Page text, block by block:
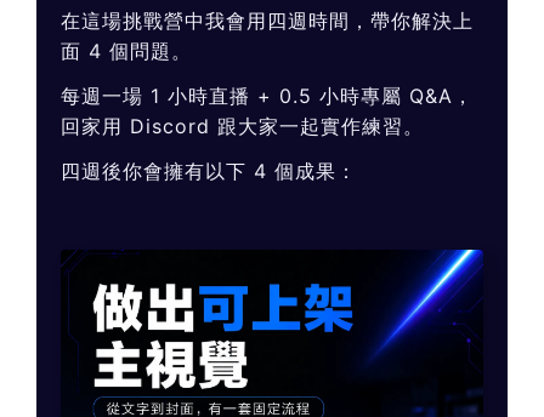
在這場挑戰營中我會用四週時間，帶你解決上
面 4 個問題。
每週一場 1 小時直播 + 0.5 小時專屬 Q&A，
回家用 Discord 跟大家一起實作練習。
四週後你會擁有以下 4 個成果：